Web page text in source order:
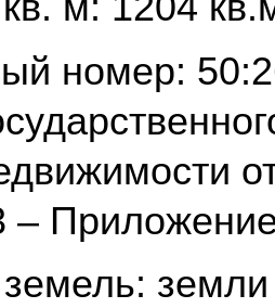
номер:
–
земель: